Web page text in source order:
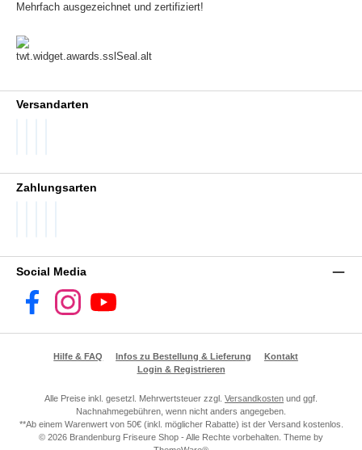
Mehrfach ausgezeichnet und zertifiziert!
Versandarten
Zahlungsarten
Social Media
FacebookInstagramYouTube
Hilfe & FAQ Infos zu Bestellung & Lieferung
Kontakt
Login & Registrieren
Alle Preise inkl. gesetzl. Mehrwertsteuer zzgl. Versandkosten und ggf.
Nachnahmegebühren, wenn nicht anders angegeben.
**Ab einem Warenwert von 50€ (inkl. möglicher Rabatte) ist der Versand kostenlos.
© 2026 Brandenburg Friseure Shop - Alle Rechte vorbehalten. Theme by